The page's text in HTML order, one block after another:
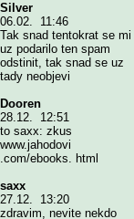
Silver
06.02. 11:46
Tak snad tentokrat se mi
uz podarilo ten spam
odstinit, tak snad se uz
tady neobjevi
Dooren
28.12. 12:51
to saxx: zkus
www.jahodovi
.com/ebooks. html
saxx
27.12. 13:20
zdravim, nevite nekdo